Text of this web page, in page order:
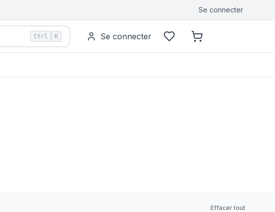
Se connecter
Ctrl K Se connecter
Effacer tout